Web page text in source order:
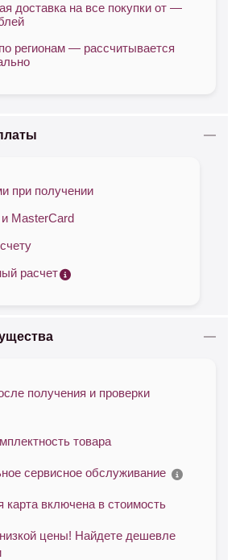
доставка на все покупки от —
регионам — рассчитывается
при получении
MasterCard
расчет
получения и проверки
товара
сервисное обслуживание
карта включена в стоимость
цены! Найдете дешевле